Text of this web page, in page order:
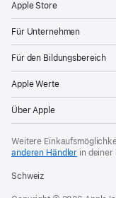
Apple Store
Für Unternehmen
Für den Bildungsbereich
Apple Werte
Über Apple
Weitere
anderen Händler in deiner
Schweiz